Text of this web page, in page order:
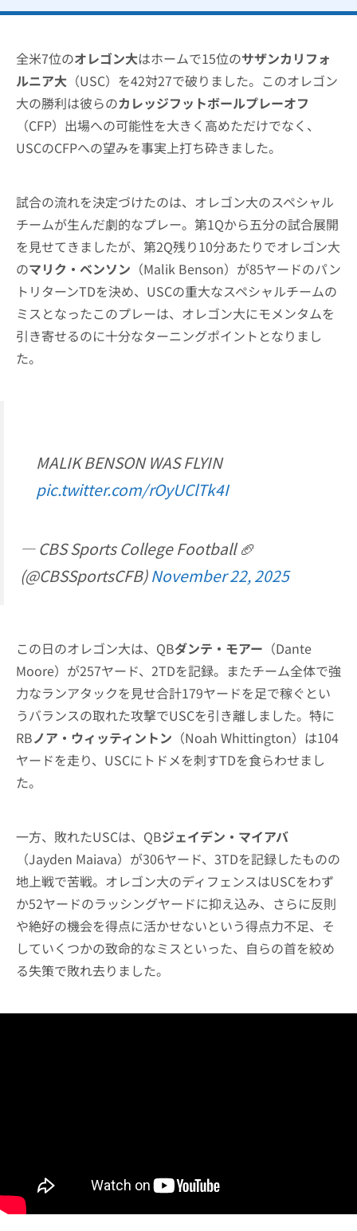
全米7位のオレゴン大はホームで15位のサザンカリフォ
ルニア大 （USC）を42対27で破りました。このオレゴン
大の勝利は彼らのカレッジフットボールプレーオフ
（CFP）出場への可能性を大きく高めただけでなく、
USCのCFPへの望みを事実上打ち砕きました。
試合の流れを決定づけたのは、オレゴン大のスペシャル
チームが生んだ劇的なプレー。第1Qから五分の試合展開
を見せてきましたが、第2Q残り10分あたりでオレゴン大
のマリク・ベンソン （Malik Benson）が85ヤードのパン
トリターンTDを決め、USCの重大なスペシャルチームの
ミスとなったこのプレーは、オレゴン大にモメンタムを
引き寄せるのに十分なターニングポイントとなりまし
た。
MALIK BENSON WAS FLYIN
pic.twitter.com/rOyUClTk4I
— CBS Sports College Football 🏈
(@CBSSportsCFB)November 22, 2025
この日のオレゴン大は、QBダンテ・モアー （Dante
Moore）が257ヤード、2TDを記録。またチーム全体で強
力なランアタックを見せ合計179ヤードを足で稼ぐとい
うバランスの取れた攻撃でUSCを引き離しました。特に
RBノア・ウィッティントン （Noah Whittington）は104
ヤードを走り、USCにトドメを刺すTDを食らわせまし
た。
一方、敗れたUSCは、QBジェイデン・マイアバ
（Jayden Maiava）が306ヤード、3TDを記録したものの
地上戦で苦戦。オレゴン大のディフェンスはUSCをわず
か52ヤードのラッシングヤードに抑え込み、さらに反則
や絶好の機会を得点に活かせないという得点力不足、そ
していくつかの致命的なミスといった、自らの首を絞め
る失策で敗れ去りました。